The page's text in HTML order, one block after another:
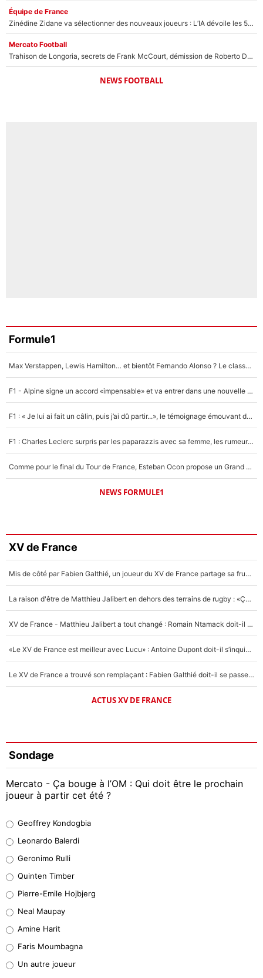
Équipe de France
Zinédine Zidane va sélectionner des nouveaux joueurs : L’IA dévoile les 5 cracks qui pourraient rapidement le rejoindre en équipe de France !
Mercato Football
Trahison de Longoria, secrets de Frank McCourt, démission de Roberto De Zerbi : Medhi Benatia se lâche sur son départ de l'OM et fait d'importantes révélations
NEWS FOOTBALL
Formule1
Max Verstappen, Lewis Hamilton… et bientôt Fernando Alonso ? Le classement des pilotes les mieux payés en Formule 1 risque de changer !
F1 - Alpine signe un accord «impensable» et va entrer dans une nouvelle dimension : Grande nouvelle pour Pierre Gasly !
F1 : « Je lui ai fait un câlin, puis j’ai dû partir...», le témoignage émouvant de Max Verstappen sur sa fille
F1 : Charles Leclerc surpris par les paparazzis avec sa femme, les rumeurs étaient vraies !
Comme pour le final du Tour de France, Esteban Ocon propose un Grand Prix de Formule 1 à Paris : «Autour de l’Arc de Triomphe, ce serait génial» !
NEWS FORMULE1
XV de France
Mis de côté par Fabien Galthié, un joueur du XV de France partage sa frustration : «ils ne me l’ont pas dit tout de suite»
La raison d'être de Matthieu Jalibert en dehors des terrains de rugby : «Ça m'atteint autant que si tu touches à un membre de ma famille»
XV de France - Matthieu Jalibert a tout changé : Romain Ntamack doit-il s’inquiéter pour sa place à un an de la Coupe du monde ?
«Le XV de France est meilleur avec Lucu» : Antoine Dupont doit-il s’inquiéter pour sa place ?
Le XV de France a trouvé son remplaçant : Fabien Galthié doit-il se passer d'Antoine Dupont ?
ACTUS XV DE FRANCE
Sondage
Mercato - Ça bouge à l’OM : Qui doit être le prochain
joueur à partir cet été ?
38%
32%
5%
1%
9%
Geoffrey Kondogbia
Leonardo Balerdi
Geronimo Rulli
Quinten Timber
Pierre-Emile Hojbjerg
Neal Maupay
Amine Harit
Faris Moumbagna
Un autre joueur